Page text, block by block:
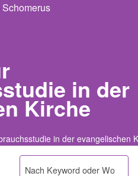
in der
Kirche
in der evangelischen
Suche